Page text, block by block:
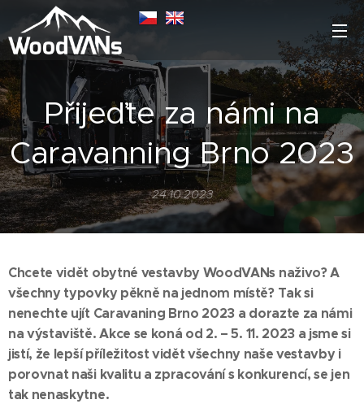
Přijeďte za námi na
Caravanning Brno 2023
24.10.2023
Chcete vidět obytné vestavby WoodVANs naživo? A
všechny typovky pěkně na jednom místě? Tak si
nenechte ujít Caravaning Brno 2023 a dorazte za námi
na výstaviště. Akce se koná od 2. – 5. 11. 2023 a jsme si
jistí, že lepší příležitost vidět všechny naše vestavby i
porovnat naši kvalitu a zpracování s konkurencí, se jen
tak nenaskytne.